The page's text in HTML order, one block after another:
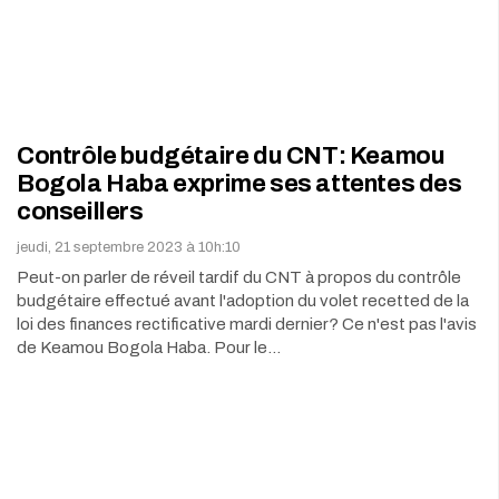
Contrôle budgétaire du CNT: Keamou
Bogola Haba exprime ses attentes des
conseillers
jeudi, 21 septembre 2023 à 10h:10
Peut-on parler de réveil tardif du CNT à propos du contrôle
budgétaire effectué avant l'adoption du volet recetted de la
loi des finances rectificative mardi dernier? Ce n'est pas l'avis
de Keamou Bogola Haba. Pour le…